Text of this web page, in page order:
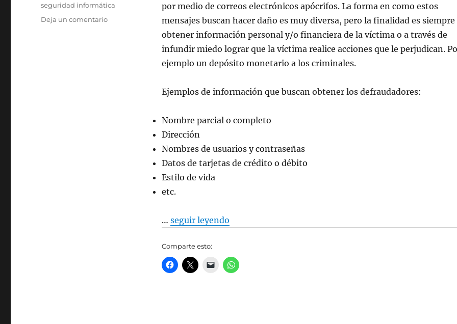
por medio de correos electrónicos apócrifos. La forma en como estos
mensajes buscan hacer daño es muy diversa, pero la finalidad es siempre
obtener información personal y/o financiera de la víctima o a través de
infundir miedo lograr que la víctima realice acciones que le perjudican.
ejemplo un depósito monetario a los criminales.
Ejemplos de información que buscan obtener los defraudadores:
Nombre parcial o completo
Dirección
Nombres de usuarios y contraseñas
Datos de tarjetas de crédito o débito
Estilo de vida
etc.
… seguir leyendo
Comparte esto:
Etiquetas
seguridad informática
Deja un comentarioen